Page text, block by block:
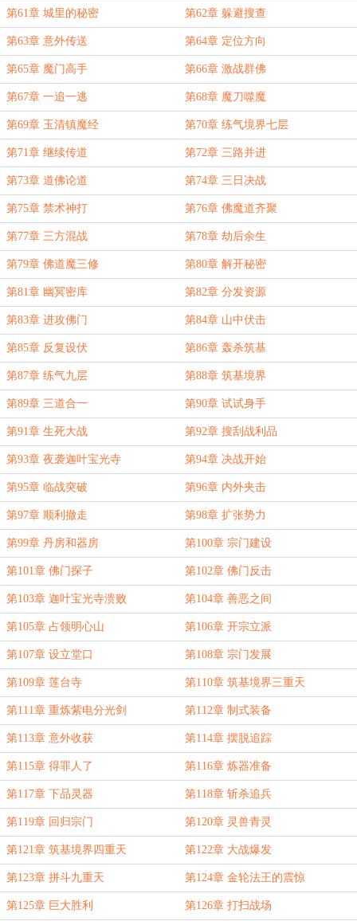
第61章 城里的秘密 第62章 躲避搜查
第63章 意外传送 第64章 定位方向
第65章 魔门高手 第66章 激战群佛
第67章 一追一逃 第68章 魔刀噬魔
第69章 玉清镇魔经 第70章 练气境界七层
第71章 继续传道 第72章 三路并进
第73章 道佛论道 第74章 三日决战
第75章 禁术神打 第76章 佛魔道齐聚
第77章 三方混战 第78章 劫后余生
第79章 佛道魔三修 第80章 解开秘密
第81章 幽冥密库 第82章 分发资源
第83章 进攻佛门 第84章 山中伏击
第85章 反复设伏 第86章 轰杀筑基
第87章 练气九层 第88章 筑基境界
第89章 三道合一 第90章 试试身手
第91章 生死大战 第92章 搜刮战利品
第93章 夜袭迦叶宝光寺 第94章 决战开始
第95章 临战突破 第96章 内外夹击
第97章 顺利撤走 第98章 扩张势力
第99章 丹房和器房 第100章 宗门建设
第101章 佛门探子 第102章 佛门反击
第103章 迦叶宝光寺溃败 第104章 善恶之间
第105章 占领明心山 第106章 开宗立派
第107章 设立堂口 第108章 宗门发展
第109章 莲台寺 第110章 筑基境界三重天
第111章 重炼紫电分光剑 第112章 制式装备
第113章 意外收获 第114章 摆脱追踪
第115章 得罪人了 第116章 炼器准备
第117章 下品灵器 第118章 斩杀追兵
第119章 回归宗门 第120章 灵兽青灵
第121章 筑基境界四重天 第122章 大战爆发
第123章 拼斗九重天 第124章 金轮法王的震惊
第125章 巨大胜利 第126章 打扫战场